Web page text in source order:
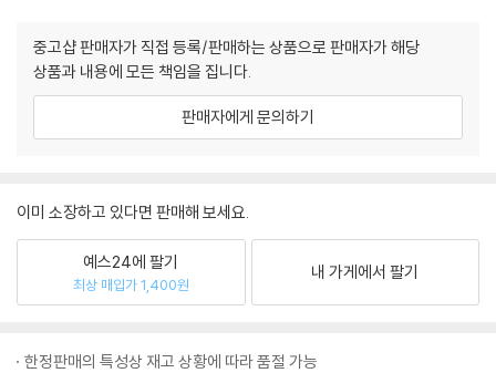
중고샵 판매자가 직접 등록/판매하는 상품으로 판매자가 해당
상품과 내용에 모든 책임을 집니다.
판매자에게 문의하기
이미 소장하고 있다면 판매해 보세요.
예스24에 팔기
최상 매입가 1,400원
내 가게에서 팔기
한정판매의 특성상 재고 상황에 따라 품절 가능